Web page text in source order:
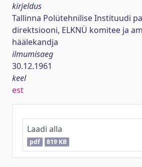
kirjeldus
Tallinna Polütehnilise Instituudi
direktsiooni, ELKNÜ komitee ja
häälekandja
ilmumisaeg
30.12.1961
keel
est
Laadi alla
pdf 819 KB